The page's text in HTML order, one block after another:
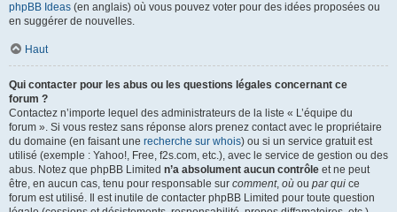
phpBB Ideas (en anglais) où vous pouvez voter pour des idées proposées ou
en suggérer de nouvelles.
Haut
Qui contacter pour les abus ou les questions légales concernant ce
forum ?
Contactez n’importe lequel des administrateurs de la liste « L’équipe du
forum ». Si vous restez sans réponse alors prenez contact avec le propriétaire
du domaine (en faisant une recherche sur whois) ou si un service gratuit est
utilisé (exemple : Yahoo!, Free, f2s.com, etc.), avec le service de gestion ou des
abus. Notez que phpBB Limited n’a absolument aucun contrôle et ne peut
être, en aucun cas, tenu pour responsable sur comment, où ou par qui ce
forum est utilisé. Il est inutile de contacter phpBB Limited pour toute question